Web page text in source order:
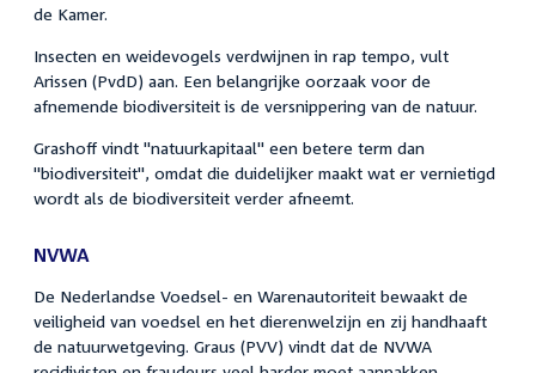
de Kamer.
Insecten en weidevogels verdwijnen in rap tempo, vult
Arissen (PvdD) aan. Een belangrijke oorzaak voor de
afnemende biodiversiteit is de versnippering van de natuur.
Grashoff vindt "natuurkapitaal" een betere term dan
"biodiversiteit", omdat die duidelijker maakt wat er vernietigd
wordt als de biodiversiteit verder afneemt.
NVWA
De Nederlandse Voedsel- en Warenautoriteit bewaakt de
veiligheid van voedsel en het dierenwelzijn en zij handhaaft
de natuurwetgeving. Graus (PVV) vindt dat de NVWA